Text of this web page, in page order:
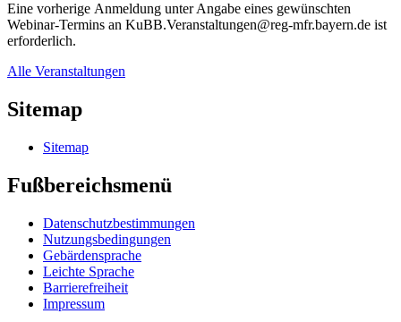
Eine vorherige Anmeldung unter Angabe eines gewünschten
Webinar-Termins an KuBB.Veranstaltungen@reg-mfr.bayern.de ist
erforderlich.
Alle Veranstaltungen
Sitemap
Sitemap
Fußbereichsmenü
Datenschutzbestimmungen
Nutzungsbedingungen
Gebärdensprache
Leichte Sprache
Barrierefreiheit
Impressum